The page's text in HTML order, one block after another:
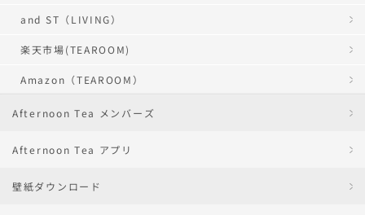
and ST（LIVING）
楽天市場(TEAROOM)
Amazon（TEAROOM）
Afternoon Tea メンバーズ
Afternoon Tea アプリ
壁紙ダウンロード